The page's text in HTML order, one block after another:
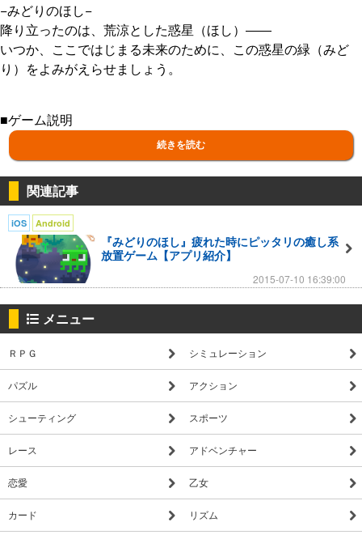
−みどりのほし−
降り立ったのは、荒涼とした惑星（ほし）――
いつか、ここではじまる未来のために、この惑星の緑（みど
り）をよみがえらせましょう。
■ゲーム説明
あなたは、とある荒れ果てた惑星に降り立ちました。
この惑星に緑をよみがえらせることが、あなたの目的です。
▼エネルギーで「緑化」しよう
惑星に降ってくる様々なものを集めたり、飛来する彗星を「分
解キャノン」で「エネルギー」に変えて宇宙船内にある「マシ
ーン」に集めましょう。
集めたエネルギーを注入することで、この惑星を「緑化」する
ことができます。
「緑化」を100％にすることで、この惑星の緑が完全によみが
えります。
▼装備を強化しよう
エネルギーは、「分解キャノン」の開発や強化に使えます。
他に、ゲームを休んでいる間に自動でエネルギーを集めてくれ
る「収集マシーン」や、レア彗星を発見しやすくなる「探知レ
ーダー」の開発にも使えます。
集めたエネルギーを、装備に使うか、緑化に使うかは、プレイ
ヤーであるあなた次第です。
続きを読む
関連記事
iOS Android
『みどりのほし』疲れた時にピッタリの癒し系
放置ゲーム【アプリ紹介】
2015-07-10 16:39:00
メニュー
ＲＰＧ シミュレーション
パズル アクション
シューティング スポーツ
レース アドベンチャー
恋愛 乙女
カード リズム